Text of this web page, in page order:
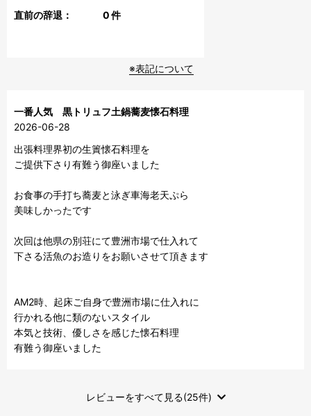
直前の辞退：
0件
※表記について
一番人気 黒トリュフ土鍋蕎麦懐石料理
2026-06-28
出張料理界初の生簀懐石料理を
ご提供下さり有難う御座いました
お食事の手打ち蕎麦と泳ぎ車海老天ぷら
美味しかったです
次回は他県の別荘にて豊洲市場で仕入れて
下さる活魚のお造りをお願いさせて頂きます
AM2時、起床ご自身で豊洲市場に仕入れに
行かれる他に類のないスタイル
本気と技術、優しさを感じた懐石料理
有難う御座いました
レビューをすべて見る(25件)